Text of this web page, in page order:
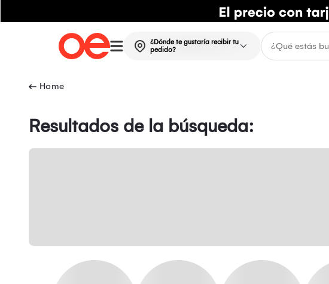
¿Dónde te gustaría recibir tu
pedido?
Resultados de la búsqueda: